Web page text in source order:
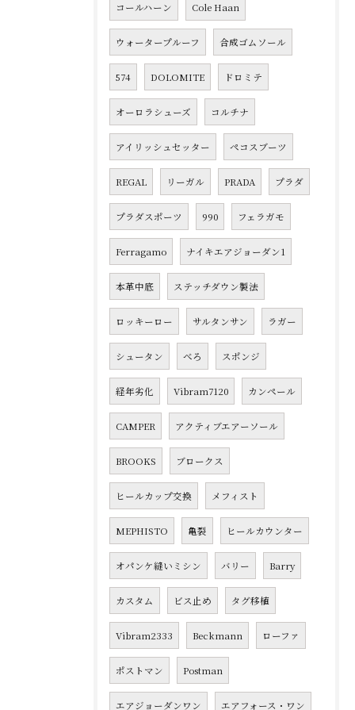
コールハーン Cole Haan
ウォータープルーフ 合成ゴムソール
574 DOLOMITE ドロミテ
オーロラシューズ コルチナ
アイリッシュセッター ペコスブーツ
REGAL リーガル PRADA プラダ
プラダスポーツ 990 フェラガモ
Ferragamo ナイキエアジョーダン1
本革中底 ステッチダウン製法
ロッキーロー サルタンサン ラガー
シュータン べろ スポンジ
経年劣化 Vibram7120 カンペール
CAMPER アクティブエアーソール
BROOKS ブロークス
ヒールカップ交換 メフィスト
MEPHISTO 亀裂 ヒールカウンター
オパンケ縫いミシン バリー Barry
カスタム ビス止め タグ移植
Vibram2333 Beckmann ローファ
ポストマン Postman
エアジョーダンワン エアフォース・ワン